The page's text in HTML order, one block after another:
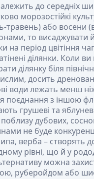
до середніх
морозостійкі
травень) або восени
то висаджувати
на період цвітіння
ділянки. Коли
ділянку біля
досить
води лежать менш
поєднання з іншою
грушеві та
дубових,
не буде
верба – створять
рівні, що й у
можна
руберойдом або